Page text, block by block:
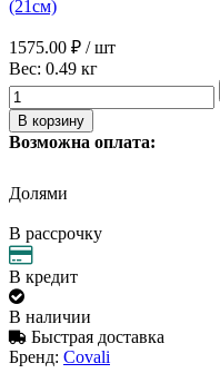
1575.00 ₽ / шт
Вес: 0.49 кг
Возможна оплата:
Долями
В рассрочку
В кредит
В наличии
Быстрая доставка
Бренд: Covali